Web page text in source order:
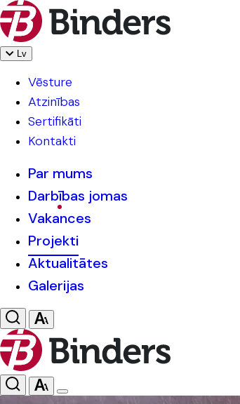
Lv
Vēsture
Atzinības
Sertifikāti
Kontakti
Par mums
Darbības jomas
Vakances
Projekti
Aktualitātes
Galerijas